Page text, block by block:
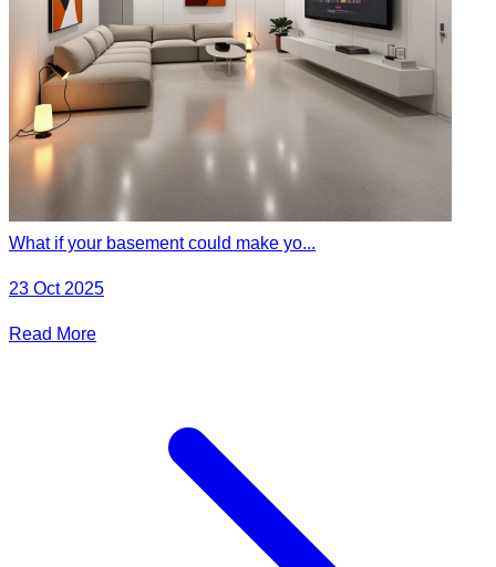
What if your basement could make yo...
23 Oct 2025
Read More